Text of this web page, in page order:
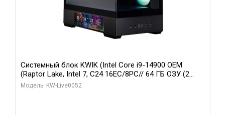
Системный блок KWIK (Intel Core i9-14900 OEM
(Raptor Lake, Intel 7, C24 16EC/8PC// 64 ГБ ОЗУ (2
модуля)/ Palit RTX5080 GAMINGPRO OC 16GB GDDR7
Модель: KW-Live0052